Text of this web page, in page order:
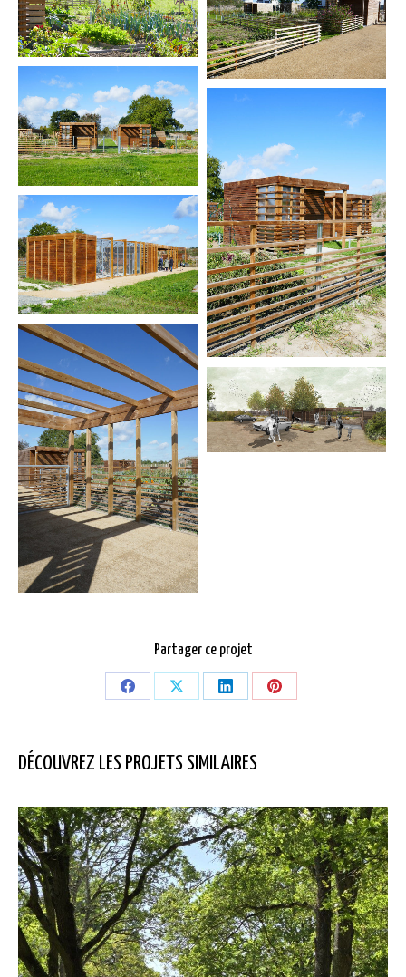
Partager ce projet
Partager
Facebook
Partager
X
Partager
LinkedIn
Partager
DÉCOUVREZ LES PROJETS SIMILAIRES